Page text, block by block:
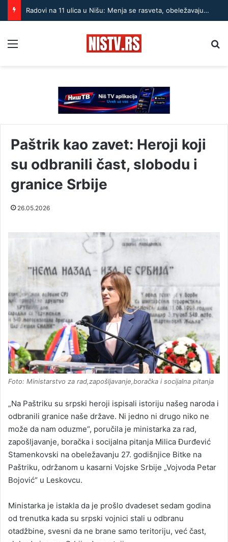
Radovi na 11 ulica u Nišu: Menja se rasveta, obeležavaju zone škola i menja režim saobraćaja
Paštrik kao zavet: Heroji koji
su odbranili čast, slobodu i
granice Srbije
26.05.2026
Foto: Ministarstvo za rad,zapošljavanje,boračka i socijalna pitanja
„Na Paštriku su srpski heroji ispisali istoriju našeg naroda i
odbranili granice naše države. Ni jedno ni drugo niko ne
može da nam oduzme“, poručila je ministarka za rad,
zapošljavanje, boračka i socijalna pitanja Milica Đurđević
Stamenkovski na obeležavanju 27. godišnjice Bitke na
Paštriku, održanom u kasarni Vojske Srbije „Vojvoda Petar
Bojović“ u Leskovcu.
Ministarka je istakla da je prošlo dvadeset sedam godina
od trenutka kada su srpski vojnici stali u odbranu
otadžbine, svesni da ne brane samo teritoriju, već čast,